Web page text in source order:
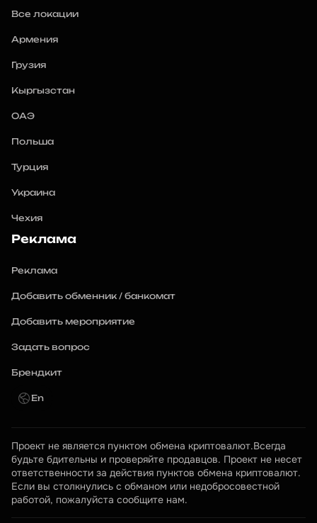
Все локации
Армения
Грузия
Кыргызстан
ОАЭ
Польша
Турция
Украина
Чехия
Реклама
Реклама
Добавить обменник / банкомат
Добавить мероприятие
Задать вопрос
Брендкит
En
Проект не является пунктом обмена криптовалют.Всегда
будьте бдительны и проверяйте продавцов. Проект не несет
ответственности за действия пунктов обмена криптовалют.
Если вы столкнулись с обманом или недобросовестной
работой, пожалуйста сообщите нам.